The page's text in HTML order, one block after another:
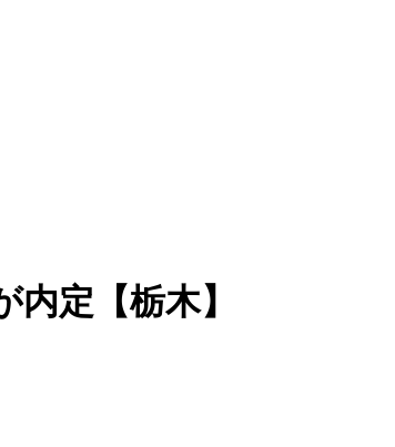
定【栃木】